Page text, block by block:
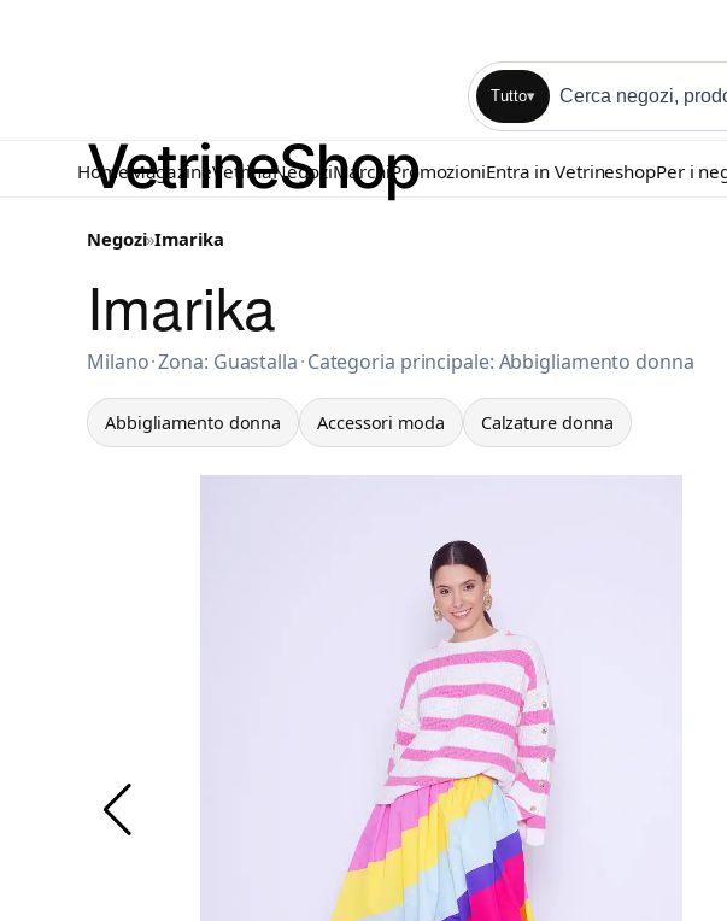
Tutto▾
HomeMagazineVetrinaNegoziMarchi PromozioniEntra in VetrineshopPer i
Negozi»Imarika
Imarika
Abbigliamento donna a Milano
Milano·Zona: Guastalla·Categoria principale: Abbigliamento donna
Abbigliamento donna Accessori moda Calzature donna